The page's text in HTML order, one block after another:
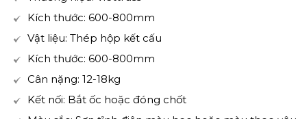
Kích thước: 600-800mm
Vật liệu: Thép hộp kết cấu
Kích thước: 600-800mm
Cân nặng: 12-18kg
Kết nối: Bắt ốc hoặc đóng chốt